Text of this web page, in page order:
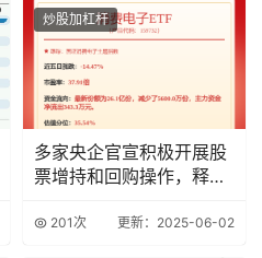
炒股加杠杆
多家央企官宣积极开展股
票增持和回购操作，释放
201次 更新：2025-06-02